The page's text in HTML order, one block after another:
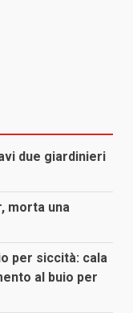
due giardinieri
morta una
per siccità: cala
al buio per